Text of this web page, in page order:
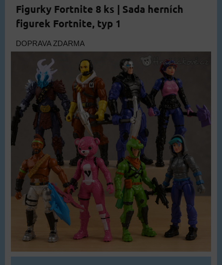
Figurky Fortnite 8 ks | Sada herních
figurek Fortnite, typ 1
DOPRAVA ZDARMA